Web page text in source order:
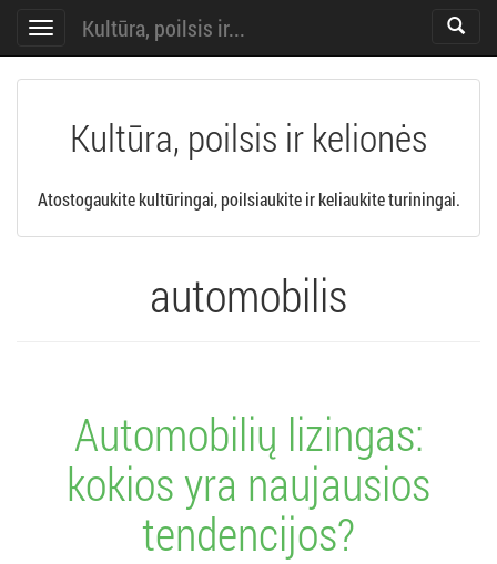
Toggle
navigation
Toggle
Kultūra, poilsis ir...
Kultūra, poilsis ir kelionės
Atostogaukite kultūringai, poilsiaukite ir keliaukite turiningai.
automobilis
Automobilių lizingas:
kokios yra naujausios
tendencijos?